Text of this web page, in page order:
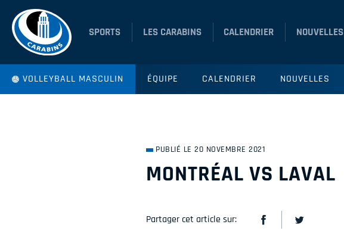
SPORTS LES CARABINS CALENDRIER NOUVELLES
VOLLEYBALL MASCULIN ÉQUIPE CALENDRIER NOUVELLES
PUBLIÉ LE 20 NOVEMBRE 2021
MONTRÉAL VS LAVAL
Partager cet article sur: